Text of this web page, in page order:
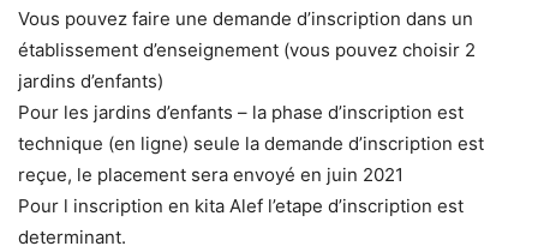
Vous pouvez faire une demande d’inscription dans un
établissement d’enseignement (vous pouvez choisir 2
jardins d’enfants)
Pour les jardins d’enfants – la phase d’inscription est
technique (en ligne) seule la demande d’inscription est
reçue, le placement sera envoyé en juin 2021
Pour l inscription en kita Alef l’etape d’inscription est
determinant.